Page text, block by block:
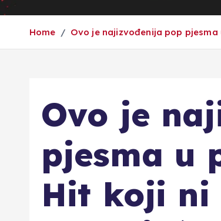
Home Ovo je najizvođenija pop
Ovo je
pjesma u
Hit koji ni